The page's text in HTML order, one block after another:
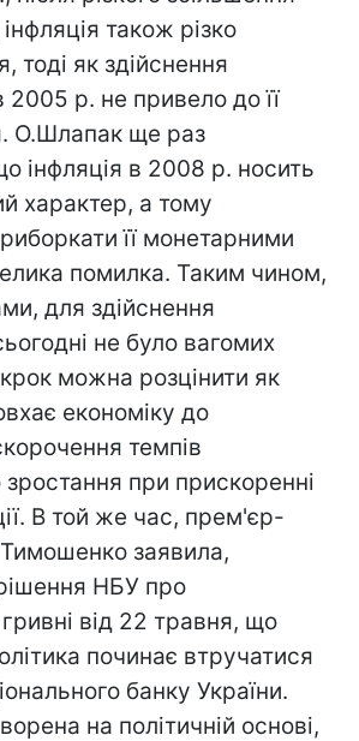
також різко
тоді як здійснення
2005 р. не привело до її
О.Шлапак ще раз
інфляція в 2008 р. носить
характер, а тому
її монетарними
помилка. Таким чином,
для здійснення
не було вагомих
крок можна розцінити як
економіку до
темпів
зростання при прискоренні
В той же час, прем'єр-
заявила,
НБУ про
від 22 травня, що
починає втручатися
банку України.
на політичній основі,